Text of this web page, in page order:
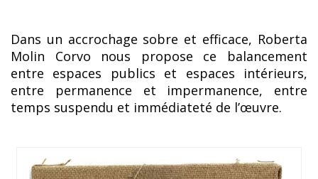
Dans un accrochage sobre et efficace, Roberta
Molin Corvo nous propose ce balancement
entre espaces publics et espaces intérieurs,
entre permanence et impermanence, entre
temps suspendu et immédiateté de l’œuvre.